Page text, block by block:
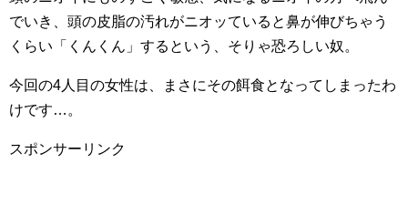
でいき、頭の皮脂の汚れがニオッていると鼻が伸びちゃう
くらい「くんくん」するという、そりゃ恐ろしい奴。
今回の4人目の女性は、まさにその餌食となってしまったわ
けです…。
スポンサーリンク